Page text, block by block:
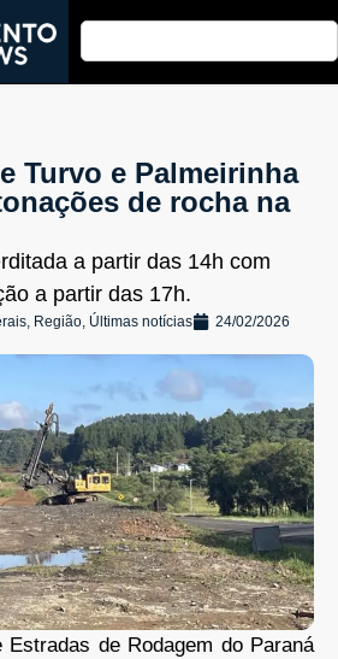
Turvo e Palmeirinha
de rocha na
a partir das 14h com
a partir das 17h.
, Região, Últimas notícias
24/02/2026
Estradas de Rodagem do Paraná